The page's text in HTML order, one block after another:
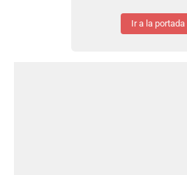
Ir a la portada